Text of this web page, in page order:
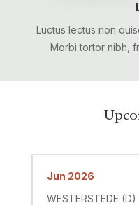
Luctus lectus non
Morbi tortor nibh,
Jun 2026
WESTERSTEDE (D)